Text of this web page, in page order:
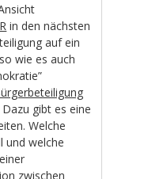
in den nächsten
auf ein
wie es auch
Dazu gibt es eine
Welche
und welche
zwischen